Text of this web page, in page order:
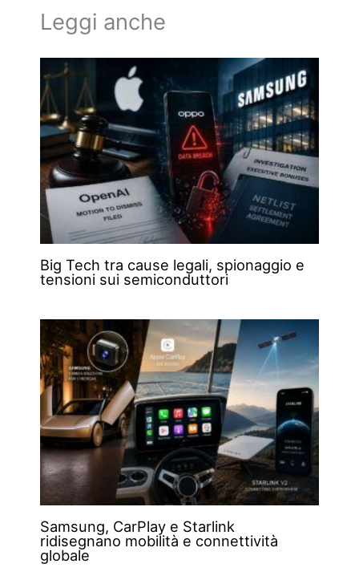
Leggi anche
Big Tech tra cause legali, spionaggio e
tensioni sui semiconduttori
Samsung, CarPlay e Starlink
ridisegnano mobilità e connettività
globale